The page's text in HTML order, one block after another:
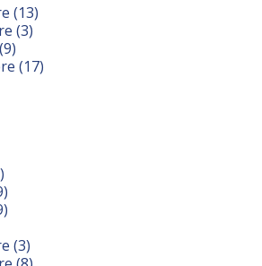
(13)
(3)
(9)
(17)
(3)